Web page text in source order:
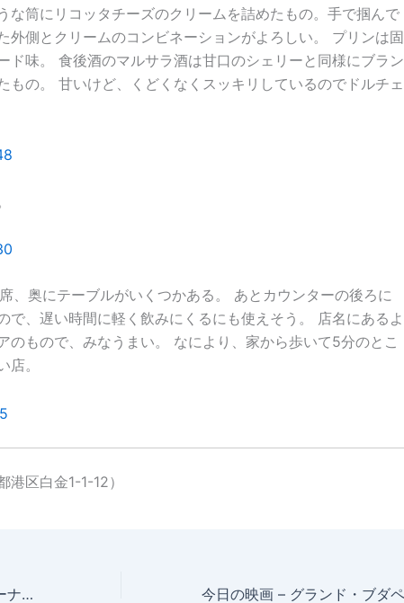
な筒にリコッタチーズのクリームを詰めたもの。手で掴んで
外側とクリームのコンビネーションがよろしい。 プリンは固
ド味。 食後酒のマルサラ酒は甘口のシェリーと同様にブラン
もの。 甘いけど、くどくなくスッキリしているのでドルチェ
、奥にテーブルがいくつかある。 あとカウンターの後ろに
で、遅い時間に軽く飲みにくるにも使えそう。 店名にあるよ
のもので、みなうまい。 なにより、家から歩いて5分のとこ
。
港区白金1-1-12）
今日の映画 – チョコレートドーナツ（Any Day Now）